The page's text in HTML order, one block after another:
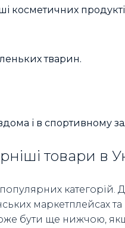
косметичних
тварин.
і в спортивному
товари в
категорій.
маркетплейсах
бути ще нижчою,